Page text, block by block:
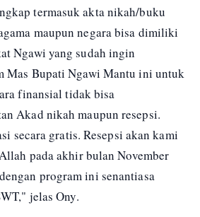
termasuk akta nikah/buku
maupun negara bisa dimiliki
Ngawi yang sudah ingin
Mas Bupati Ngawi Mantu ini untuk
finansial tidak bisa
Akad nikah maupun resepsi.
secara gratis. Resepsi akan kami
pada akhir bulan November
program ini senantiasa
jelas Ony.